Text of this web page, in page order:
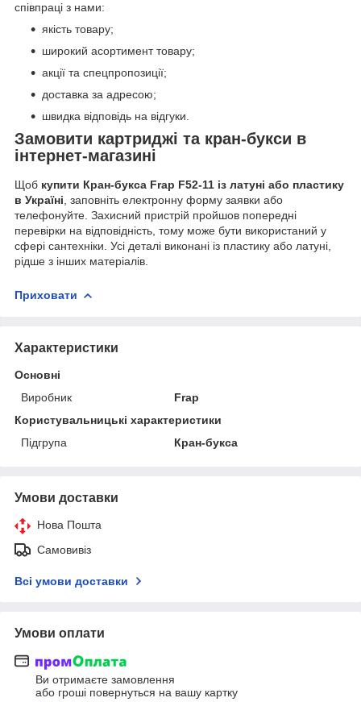
співпраці з нами:
якість товару;
широкий асортимент товару;
акції та спецпропозиції;
доставка за адресою;
швидка відповідь на відгуки.
Замовити картриджі та кран-букси в
інтернет-магазині
Щоб купити Кран-букса Frap F52-11 із латуні або пластику
в Україні , заповніть електронну форму заявки або
телефонуйте. Захисний пристрій пройшов попередні
перевірки на відповідність, тому може бути використаний у
сфері сантехніки. Усі деталі виконані із пластику або латуні,
рідше з інших матеріалів.
Приховати
Характеристики
Основні
Виробник
Frap
Користувальницькі характеристики
Підгрупа
Кран-букса
Умови доставки
Нова Пошта
Самовивіз
Всі умови доставки
Умови оплати
Ви отримаєте замовлення
або гроші повернуться на вашу картку